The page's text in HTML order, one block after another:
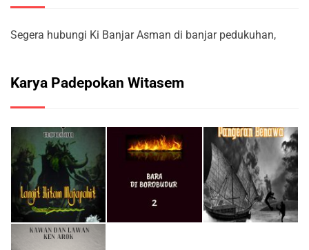
Segera hubungi Ki Banjar Asman di banjar pedukuhan,
Karya Padepokan Witasem